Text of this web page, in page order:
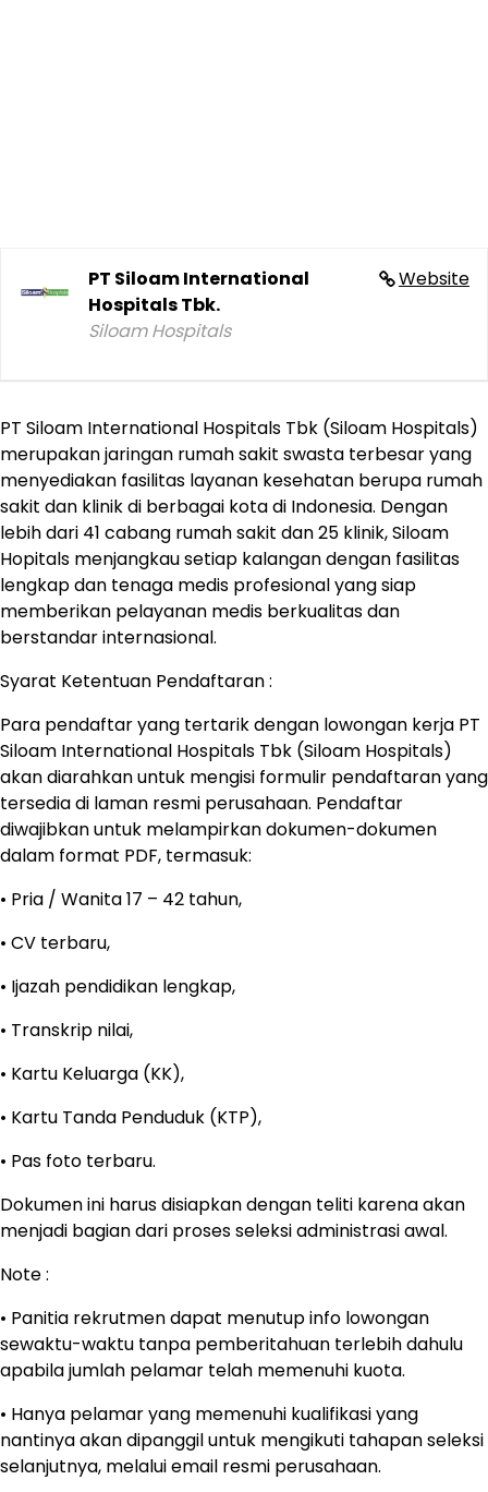
Website
PT Siloam International
Hospitals Tbk.
Siloam Hospitals
PT Siloam International Hospitals Tbk (Siloam Hospitals)
merupakan jaringan rumah sakit swasta terbesar yang
menyediakan fasilitas layanan kesehatan berupa rumah
sakit dan klinik di berbagai kota di Indonesia. Dengan
lebih dari 41 cabang rumah sakit dan 25 klinik, Siloam
Hopitals menjangkau setiap kalangan dengan fasilitas
lengkap dan tenaga medis profesional yang siap
memberikan pelayanan medis berkualitas dan
berstandar internasional.
Syarat Ketentuan Pendaftaran :
Para pendaftar yang tertarik dengan lowongan kerja PT
Siloam International Hospitals Tbk (Siloam Hospitals)
akan diarahkan untuk mengisi formulir pendaftaran yang
tersedia di laman resmi perusahaan. Pendaftar
diwajibkan untuk melampirkan dokumen-dokumen
dalam format PDF, termasuk:
• Pria / Wanita 17 – 42 tahun,
• CV terbaru,
• Ijazah pendidikan lengkap,
• Transkrip nilai,
• Kartu Keluarga (KK),
• Kartu Tanda Penduduk (KTP),
• Pas foto terbaru.
Dokumen ini harus disiapkan dengan teliti karena akan
menjadi bagian dari proses seleksi administrasi awal.
Note :
• Panitia rekrutmen dapat menutup info lowongan
sewaktu-waktu tanpa pemberitahuan terlebih dahulu
apabila jumlah pelamar telah memenuhi kuota.
• Hanya pelamar yang memenuhi kualifikasi yang
nantinya akan dipanggil untuk mengikuti tahapan seleksi
selanjutnya, melalui email resmi perusahaan.